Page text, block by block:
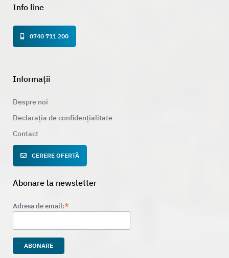
Info line
0740 711 200
Informații
Despre noi
Declarația de confidențialitate
Contact
CERERE OFERTĂ
Abonare la newsletter
Adresa de email:*